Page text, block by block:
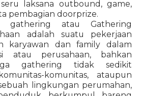
laksana outbound, game,
pembagian doorprize.
gathering atau Gathering
adalah suatu pekerjaan
karyawan dan family dalam
atau perusahaan, bahkan
gathering tidak sedikit
komunitas, ataupun
lingkungan perumahan,